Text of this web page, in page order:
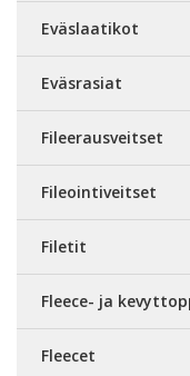
Eväslaatikot
Eväsrasiat
Fileerausveitset
Fileointiveitset
Filetit
Fleece- ja
Fleecet